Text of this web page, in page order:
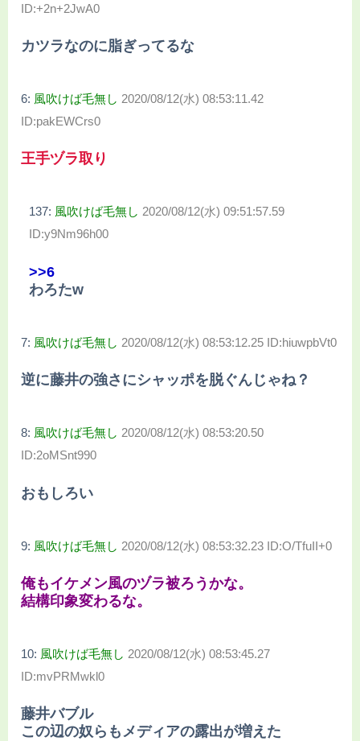
ID:+2n+2JwA0
カツラなのに脂ぎってるな
6: 風吹けば毛無し 2020/08/12(水) 08:53:11.42
ID:pakEWCrs0
王手ヅラ取り
137: 風吹けば毛無し 2020/08/12(水) 09:51:57.59
ID:y9Nm96h00
>>6
わろたw
7: 風吹けば毛無し 2020/08/12(水) 08:53:12.25 ID:hiuwpbVt0
逆に藤井の強さにシャッポを脱ぐんじゃね？
8: 風吹けば毛無し 2020/08/12(水) 08:53:20.50
ID:2oMSnt990
おもしろい
9: 風吹けば毛無し 2020/08/12(水) 08:53:32.23 ID:O/TfuII+0
俺もイケメン風のヅラ被ろうかな。
結構印象変わるな。
10: 風吹けば毛無し 2020/08/12(水) 08:53:45.27
ID:mvPRMwkl0
藤井バブル
この辺の奴らもメディアの露出が増えた